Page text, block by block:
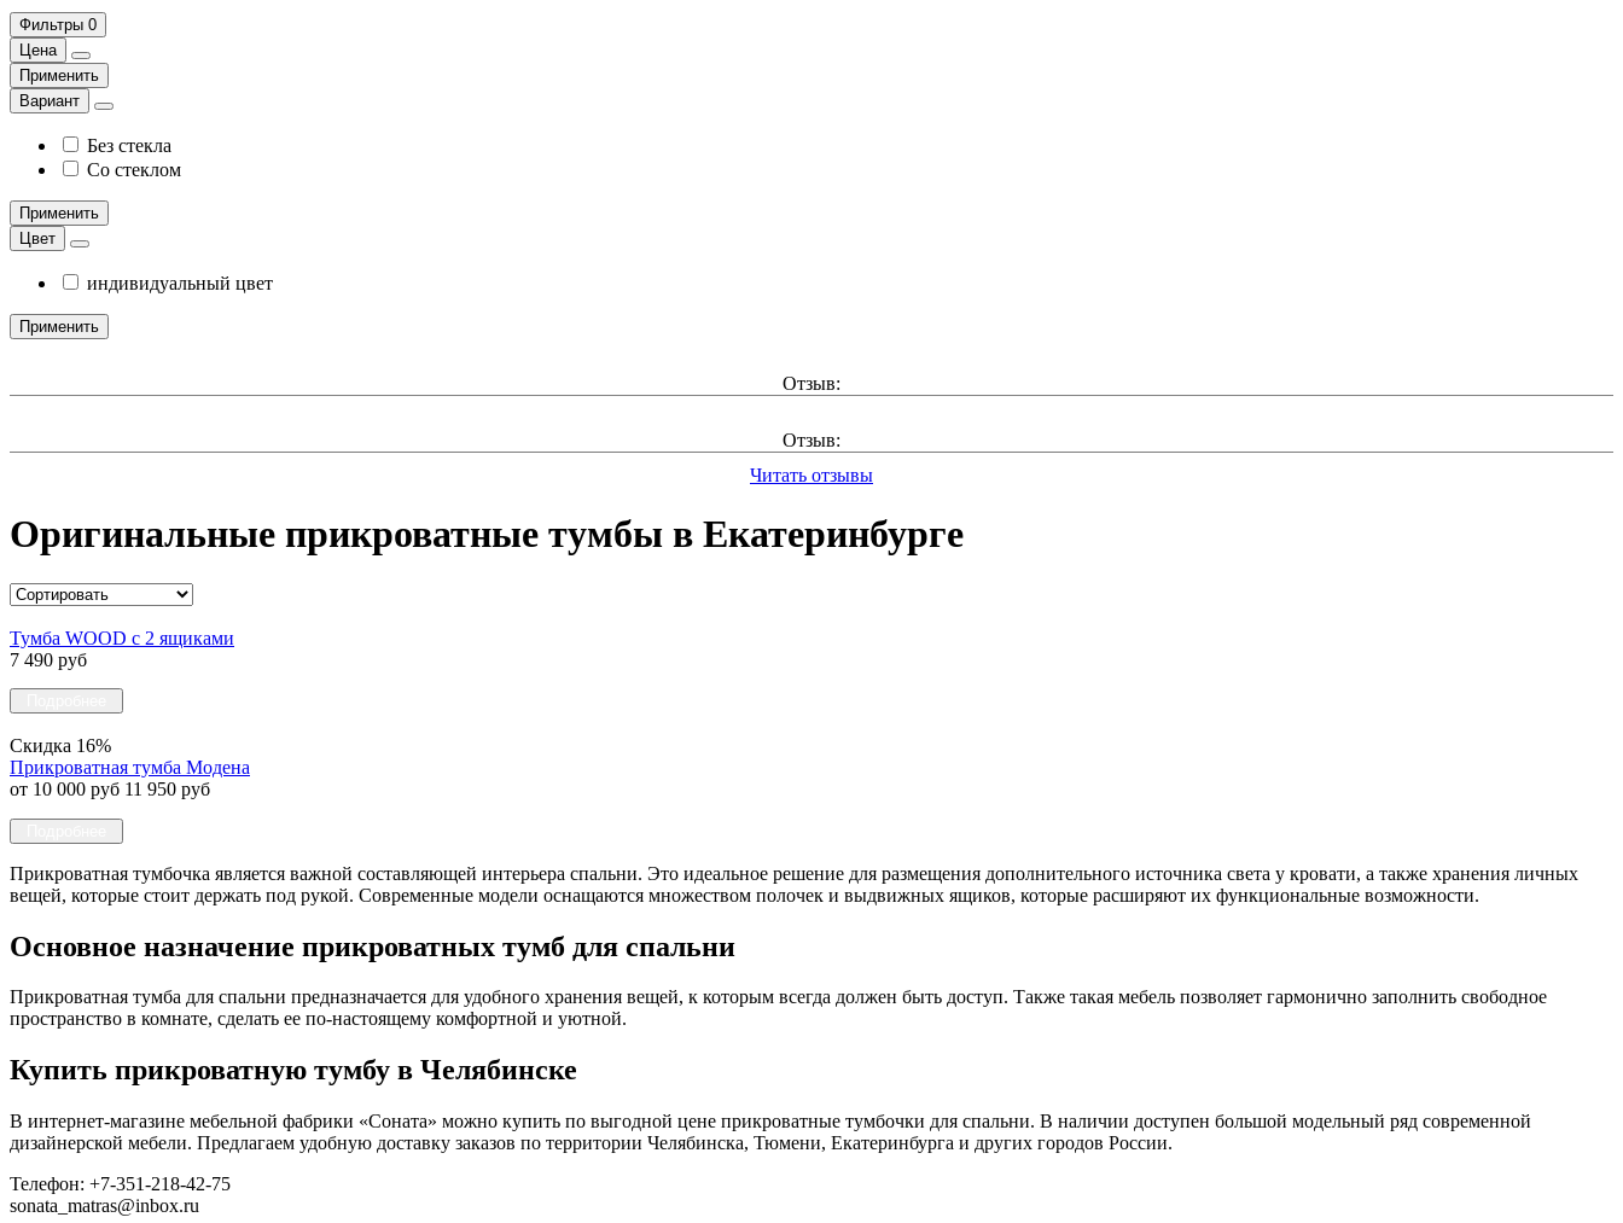
Фильтры 0
Цена
Применить
Вариант
Без стекла
Со стеклом
Применить
Цвет
индивидуальный цвет
Применить
Отзыв:
Отзыв:
Читать отзывы
Оригинальные прикроватные тумбы в Екатеринбурге
Тумба WOOD c 2 ящиками
7 490 руб
Скидка 16%
Прикроватная тумба Модена
от 10 000 руб 11 950 руб
Прикроватная тумбочка является важной составляющей интерьера спальни. Это идеальное решение для размещения дополнительного источника света у кровати, а также хранения личных
вещей, которые стоит держать под рукой. Современные модели оснащаются множеством полочек и выдвижных ящиков, которые расширяют их функциональные возможности.
Основное назначение прикроватных тумб для спальни
Прикроватная тумба для спальни предназначается для удобного хранения вещей, к которым всегда должен быть доступ. Также такая мебель позволяет гармонично заполнить свободное
пространство в комнате, сделать ее по-настоящему комфортной и уютной.
Купить прикроватную тумбу в Челябинске
В интернет-магазине мебельной фабрики «Соната» можно купить по выгодной цене прикроватные тумбочки для спальни. В наличии доступен большой модельный ряд современной
дизайнерской мебели. Предлагаем удобную доставку заказов по территории Челябинска, Тюмени, Екатеринбурга и других городов России.
Телефон: +7-351-218-42-75
sonata_matras@inbox.ru